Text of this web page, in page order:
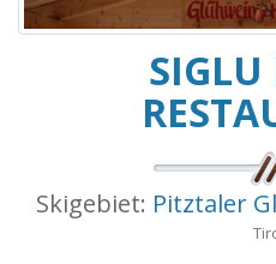
Skigebiet: Pitztaler